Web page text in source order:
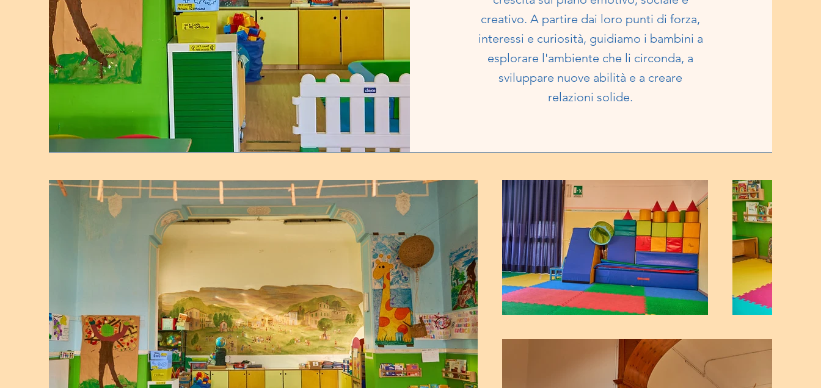
creativo. A partire dai loro punti di forza,
interessi e curiosità, guidiamo i bambini a
esplorare l'ambiente che li circonda, a
sviluppare nuove abilità e a creare
relazioni solide.